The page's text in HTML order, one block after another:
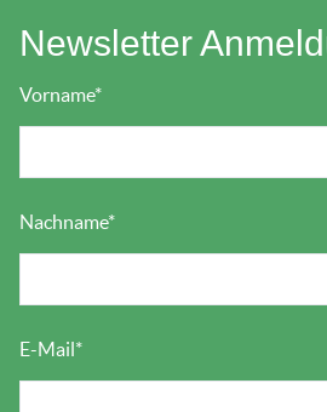
Newsletter
Vorname*
Nachname*
E-Mail *